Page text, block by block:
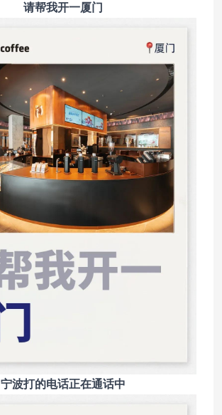
请帮我开一厦门
宁波打的电话正在通话中